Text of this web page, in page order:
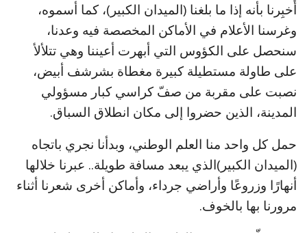
أُخبِرنا بأنه إذا ما بلغنا (الميدان الكبير)، كما أسموه،
وغرسنا الأعلام في الأماكن المخصصة فيه وعدنا،
سنحصل على الكؤوس التي أبهرت أعيننا وهي تتلألأ
على طاولة مستطيلة كبيرة مغطاة بشرشف أبيض،
نصبت على مقربة من صفّ كراسي كبار مسؤولي
المدينة، الذين حضروا إلى مكان انطلاق السباق.
حمل كل واحد منا العلم الوطني، وبدأنا نجري باتجاه
(الميدان الكبير)الذي يبعد مسافة طويلة.. عبرنا خلالها
أنهارًا وزروعًا وأراضي جرداء، وأماكن أخرى شعرنا أثناء
مرورنا بها بالخوف.